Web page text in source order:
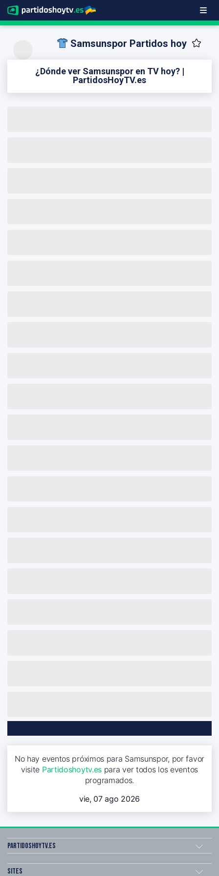
Samsunspor Partidos hoy
¿Dónde ver Samsunspor en TV hoy? |
PartidosHoyTV.es
No hay eventos próximos para Samsunspor, por favor
visite Partidoshoytv.es para ver todos los eventos
programados.
vie, 07 ago 2026
Partidoshoytv.es
Sites